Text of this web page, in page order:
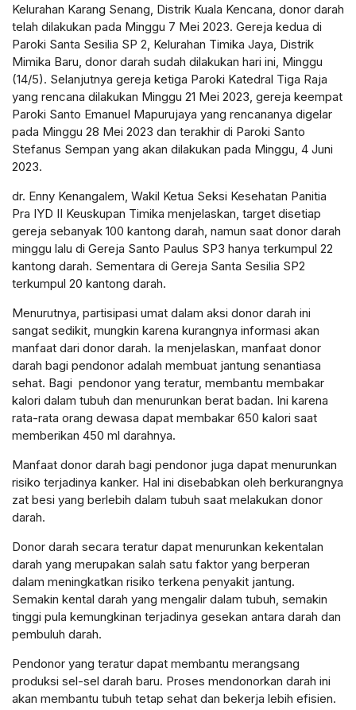
Kelurahan Karang Senang, Distrik Kuala Kencana, donor darah
telah dilakukan pada Minggu 7 Mei 2023. Gereja kedua di
Paroki Santa Sesilia SP 2, Kelurahan Timika Jaya, Distrik
Mimika Baru, donor darah sudah dilakukan hari ini, Minggu
(14/5). Selanjutnya gereja ketiga Paroki Katedral Tiga Raja
yang rencana dilakukan Minggu 21 Mei 2023, gereja keempat
Paroki Santo Emanuel Mapurujaya yang rencananya digelar
pada Minggu 28 Mei 2023 dan terakhir di Paroki Santo
Stefanus Sempan yang akan dilakukan pada Minggu, 4 Juni
2023.
dr. Enny Kenangalem, Wakil Ketua Seksi Kesehatan Panitia
Pra IYD II Keuskupan Timika menjelaskan, target disetiap
gereja sebanyak 100 kantong darah, namun saat donor darah
minggu lalu di Gereja Santo Paulus SP3 hanya terkumpul 22
kantong darah. Sementara di Gereja Santa Sesilia SP2
terkumpul 20 kantong darah.
Menurutnya, partisipasi umat dalam aksi donor darah ini
sangat sedikit, mungkin karena kurangnya informasi akan
manfaat dari donor darah. Ia menjelaskan, manfaat donor
darah bagi pendonor adalah membuat jantung senantiasa
sehat. Bagi pendonor yang teratur, membantu membakar
kalori dalam tubuh dan menurunkan berat badan. Ini karena
rata-rata orang dewasa dapat membakar 650 kalori saat
memberikan 450 ml darahnya.
Manfaat donor darah bagi pendonor juga dapat menurunkan
risiko terjadinya kanker. Hal ini disebabkan oleh berkurangnya
zat besi yang berlebih dalam tubuh saat melakukan donor
darah.
Donor darah secara teratur dapat menurunkan kekentalan
darah yang merupakan salah satu faktor yang berperan
dalam meningkatkan risiko terkena penyakit jantung.
Semakin kental darah yang mengalir dalam tubuh, semakin
tinggi pula kemungkinan terjadinya gesekan antara darah dan
pembuluh darah.
Pendonor yang teratur dapat membantu merangsang
produksi sel-sel darah baru. Proses mendonorkan darah ini
akan membantu tubuh tetap sehat dan bekerja lebih efisien.